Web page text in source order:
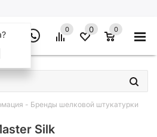
0 0 0
×
- Бренды шелковой штукатурки
Silk